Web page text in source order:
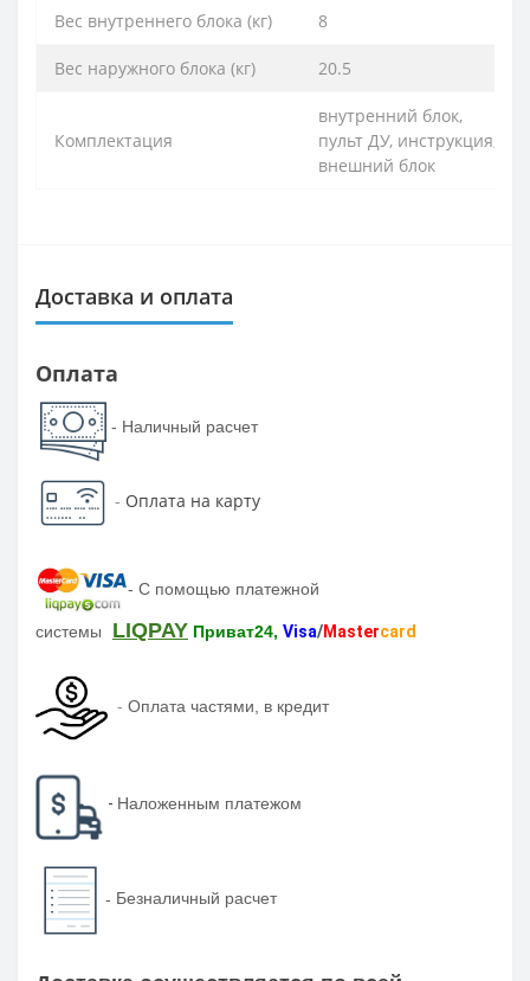
Вес внутреннего блока (кг) 8
Вес наружного блока (кг) 20.5
Комплектация
внутренний блок,
пульт ДУ, инструкция,
внешний блок
Доставка и оплата
Оплата
- Наличный расчет
- Оплата на карту
- С помощью платежной
системы LIQPAY Приват24, Visa/Mastercard
- Оплата частями, в кредит
- Наложенным платежом
- Безналичный расчет